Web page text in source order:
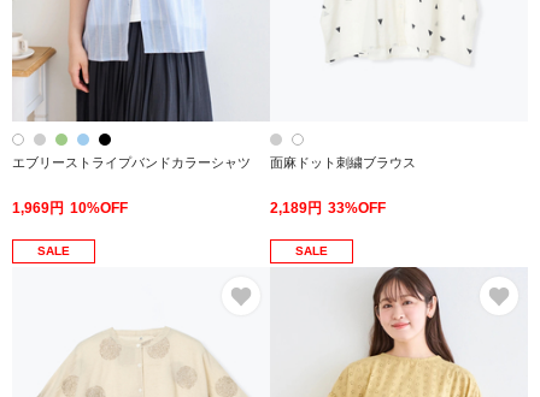
エブリーストライプバンドカラーシャツ
1,969円 10%OFF
面麻ドット刺繍ブラウス
2,189円 33%OFF
SALE SALE